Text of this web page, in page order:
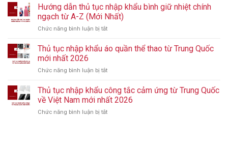
giày
từ
Trung
nhất
tục
nhập
khẩu
nhựa
nhất
2026
Hướng dẫn thủ tục nhập khẩu bình giữ nhiệt chính
ngạch từ A-Z (Mới Nhất)
Chức năng bình luận bị tắt
dẫn
bình
giữ
Thủ tục nhập khẩu áo quần thể thao từ Trung Quốc
mới nhất 2026
Chức năng bình luận bị tắt
tục
nhập
Thủ tục nhập khẩu công tắc cảm ứng từ Trung Quốc
về Việt Nam mới nhất 2026
Chức năng bình luận bị tắt